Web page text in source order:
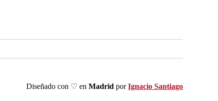
Diseñado con ♡ en Madrid porIgnacio Santiago